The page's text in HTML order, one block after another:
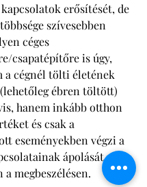
erősítését, de
szívesebben
céges
csapatépítőre is úgy,
a cégnél tölti életének
ébren töltött)
hanem inkább otthon
és csak a
eseményekben végzi a
ápolását, van
megbeszélésen.